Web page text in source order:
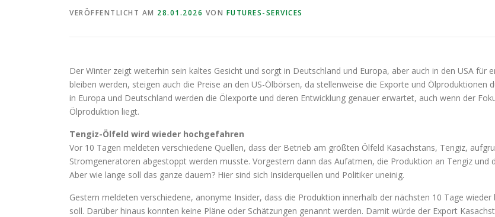
VERÖFFENTLICHT AM 28.01.2026 VON FUTURES-SERVICES
Der Winter zeigt weiterhin sein kaltes Gesicht und sorgt in Deutschland und Europa, aber auch in den USA für
bleiben werden, steigen auch die Preise an den US-Ölbörsen, da stellenweise die Exporte und Ölproduktionen
in Europa und Deutschland werden die Ölexporte und deren Entwicklung genauer erwartet, auch wenn der
Ölproduktion liegt.
Tengiz-Ölfeld wird wieder hochgefahren
Vor 10 Tagen meldeten verschiedene Quellen, dass der Betrieb am größten Ölfeld Kasachstans, Tengiz,
Stromgeneratoren abgestoppt werden musste. Vorgestern dann das Aufatmen, die Produktion an Tengiz und
Aber wie lange soll das ganze dauern? Hier sind sich Insiderquellen und Politiker uneinig.
Gestern meldeten verschiedene, anonyme Insider, dass die Produktion innerhalb der nächsten 10 Tage
soll. Darüber hinaus konnten keine Pläne oder Schätzungen genannt werden. Damit würde der Export